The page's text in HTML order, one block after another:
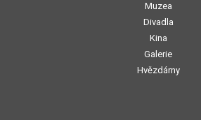
Muzea
Divadla
Kina
Galerie
Hvězdárny